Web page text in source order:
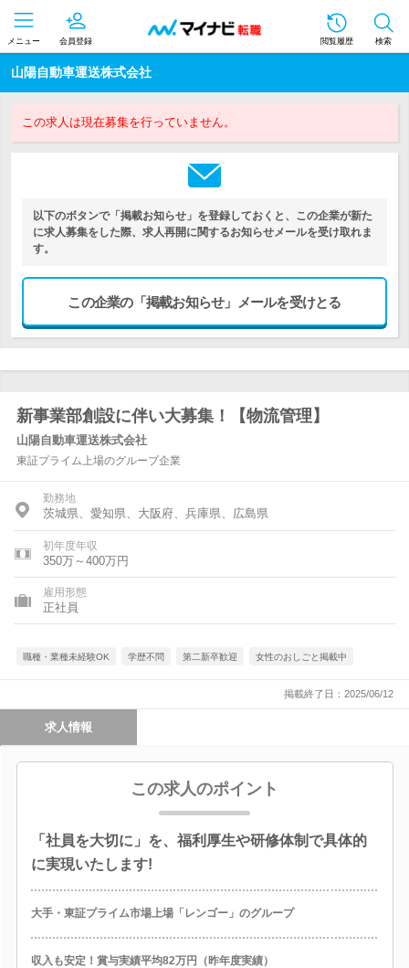
メニュー 会員登録 閲覧履歴 検索
山陽自動車運送株式会社
この求人は現在募集を行っていません。
以下のボタンで「掲載お知らせ」を登録しておくと、この企業が新た
に求人募集をした際、求人再開に関するお知らせメールを受け取れま
す。
この企業の「掲載お知らせ」メールを受けとる
新事業部創設に伴い大募集！【物流管理】
山陽自動車運送株式会社
東証プライム上場のグループ企業
勤務地
茨城県、愛知県、大阪府、兵庫県、広島県
初年度年収
350万～400万円
雇用形態
正社員
職種・業種未経験OK 学歴不問 第二新卒歓迎 女性のおしごと掲載中
掲載終了日：2025/06/12
求人情報
この求人のポイント
「社員を大切に」を、福利厚生や研修体制で具体的
に実現いたします!
大手・東証プライム市場上場「レンゴー」のグループ
収入も安定！賞与実績平均82万円（昨年度実績）